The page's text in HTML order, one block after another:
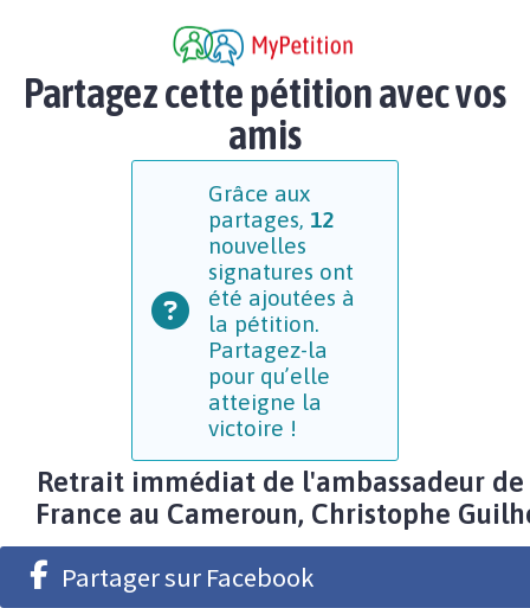
Partagez cette pétition avec vos
amis
Grâce aux
partages, 12
nouvelles
signatures ont
été ajoutées à
la pétition.
Partagez-la
pour qu’elle
atteigne la
victoire !
Retrait immédiat de l'ambassadeur
France au Cameroun, Christophe
Partager sur Facebook